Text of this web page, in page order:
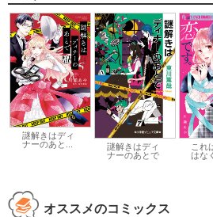
謎解きはディ
ナーのあと...
謎解きはディ
ナーのあとで
これ
はな
オススメのコミックス